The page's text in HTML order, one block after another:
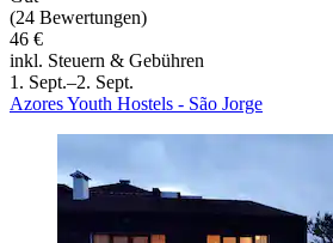
(24 Bewertungen)
46 €
inkl. Steuern & Gebühren
1. Sept.–2. Sept.
Azores Youth Hostels - São Jorge